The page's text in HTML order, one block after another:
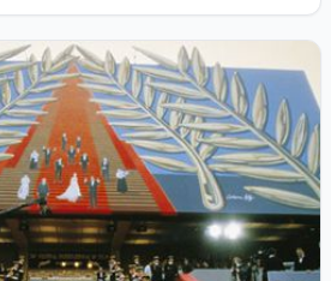
Эдвард Кроули